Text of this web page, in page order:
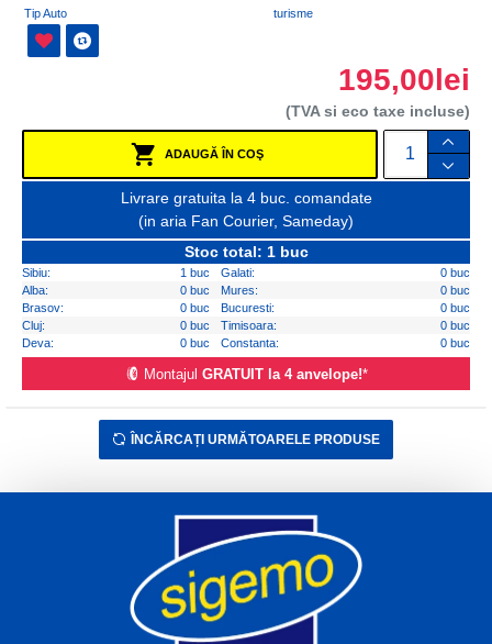
Tip Auto
turisme
195,00lei
(TVA si eco taxe incluse)
ADAUGĂ ÎN COŞ
Livrare gratuita la 4 buc. comandate
(in aria Fan Courier, Sameday)
Stoc total: 1 buc
Sibiu: 1 buc Galati:
0 buc
Alba:
0 buc Mures:
0 buc
Brasov:
0 buc Bucuresti:
0 buc
Cluj:
0 buc Timisoara:
0 buc
Deva:
0 buc Constanta: 0 buc
Montajul GRATUIT la 4 anvelope!*
ÎNCĂRCAȚI URMĂTOARELE PRODUSE